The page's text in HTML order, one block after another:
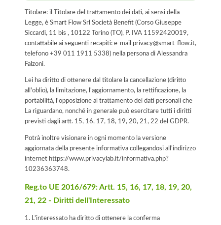
Titolare: il Titolare del trattamento dei dati, ai sensi della
Legge, è Smart Flow Srl Società Benefit (Corso Giuseppe
Siccardi, 11 bis , 10122 Torino (TO), P. IVA 11592420019,
contattabile ai seguenti recapiti: e-mail privacy@smart-flow.it,
telefono +39 011 1911 5338) nella persona di Alessandra
Falzoni.
Lei ha diritto di ottenere dal titolare la cancellazione (diritto
all'oblio), la limitazione, l'aggiornamento, la rettificazione, la
portabilità, l'opposizione al trattamento dei dati personali che
La riguardano, nonché in generale può esercitare tutti i diritti
previsti dagli artt. 15, 16, 17, 18, 19, 20, 21, 22 del GDPR.
Potrà inoltre visionare in ogni momento la versione
aggiornata della presente informativa collegandosi all'indirizzo
internet https://www.privacylab.it/informativa.php?
10236363748.
Reg.to UE 2016/679: Artt. 15, 16, 17, 18, 19, 20,
21, 22 - Diritti dell'Interessato
1. L'interessato ha diritto di ottenere la conferma